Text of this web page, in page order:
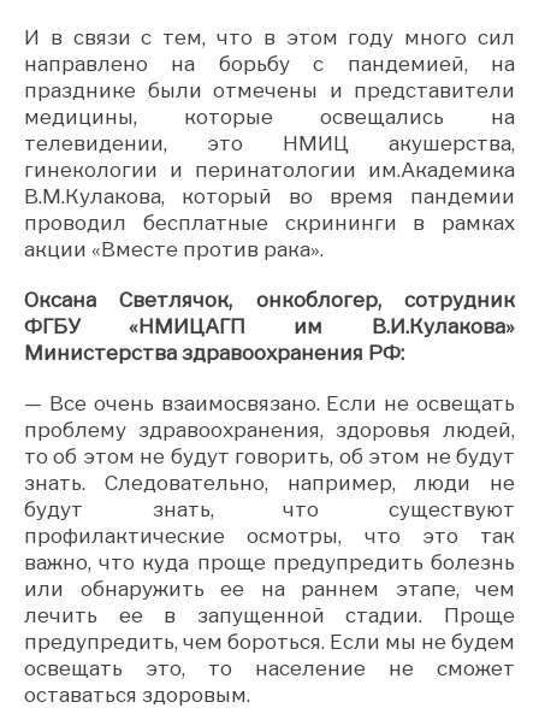
И в связи с тем, что в этом году много сил
направлено на борьбу с пандемией, на
празднике были отмечены и представители
медицины, которые освещались на
телевидении, это НМИЦ акушерства,
гинекологии и перинатологии им.Академика
В.М.Кулакова, который во время пандемии
проводил бесплатные скрининги в рамках
акции «Вместе против рака».
Оксана Светлячок, онкоблогер, сотрудник
ФГБУ «НМИЦАГП им В.И.Кулакова»
Министерства здравоохранения РФ:
— Все очень взаимосвязано. Если не освещать
проблему здравоохранения, здоровья людей,
то об этом не будут говорить, об этом не будут
знать. Следовательно, например, люди не
будут знать, что существуют
профилактические осмотры, что это так
важно, что куда проще предупредить болезнь
или обнаружить ее на раннем этапе, чем
лечить ее в запущенной стадии. Проще
предупредить, чем бороться. Если мы не будем
освещать это, то население не сможет
оставаться здоровым.